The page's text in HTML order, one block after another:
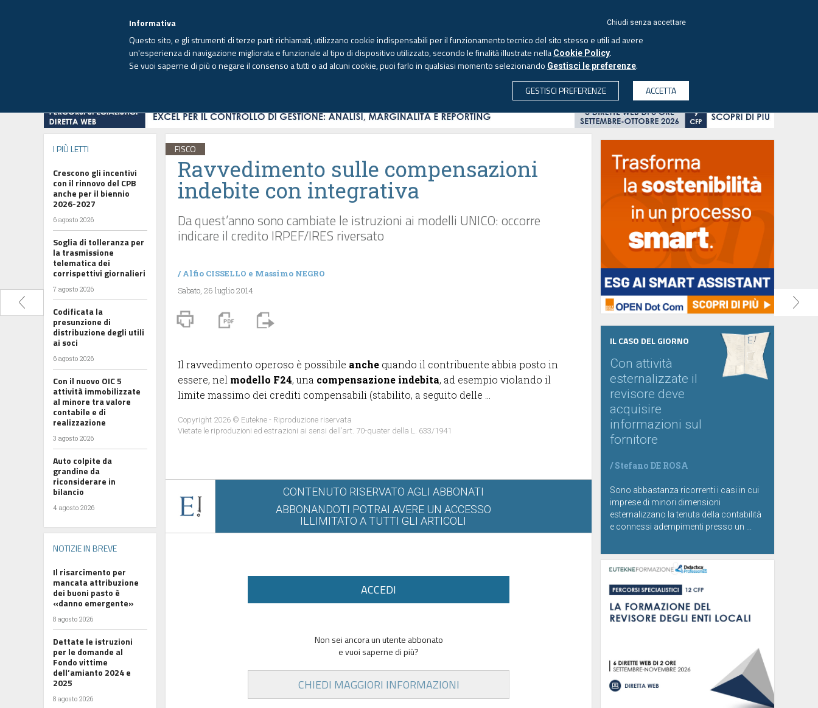
Domenica, 9 agosto 2026
ECONOMIA & SOCIETÀ PROFESSIONI
I PIÙ LETTI
Crescono gli incentivi
con il rinnovo del CPB
anche per il biennio
2026-2027
6 agosto 2026
Soglia di tolleranza per
la trasmissione
telematica dei
corrispettivi giornalieri
7 agosto 2026
Codificata la
presunzione di
distribuzione degli utili
ai soci
6 agosto 2026
Con il nuovo OIC 5
attività immobilizzate
al minore tra valore
contabile e di
realizzazione
3 agosto 2026
Auto colpite da
grandine da
riconsiderare in
bilancio
4 agosto 2026
NOTIZIE IN BREVE
Il risarcimento per
mancata attribuzione
dei buoni pasto è
«danno emergente»
8 agosto 2026
Dettate le istruzioni
per le domande al
Fondo vittime
dell’amianto 2024 e
2025
8 agosto 2026
FISCO
Ravvedimento sulle compensazioni
indebite con integrativa
Da quest’anno sono cambiate le istruzioni ai modelli UNICO: occorre
indicare il credito IRPEF/IRES riversato
/Alfio CISSELLO e Massimo NEGRO
Sabato, 26 luglio 2014
Il ravvedimento operoso è possibile anche quando il contribuente abbia posto in
essere, nel modello F24, una compensazione indebita, ad esempio violando il
limite massimo dei crediti compensabili (stabilito, a seguito delle ...
Copyright 2026 © Eutekne - Riproduzione riservata
Vietate le riproduzioni ed estrazioni ai sensi dell’art. 70-quater della L. 633/1941
CONTENUTO RISERVATO AGLI ABBONATI
ABBONANDOTI POTRAI AVERE UN ACCESSO
ILLIMITATO A TUTTI GLI ARTICOLI
ACCEDI
Non sei ancora un utente abbonato
e vuoi saperne di più?
CHIEDI MAGGIORI INFORMAZIONI
IL CASO DEL GIORNO
Con attività
esternalizzate il
revisore deve
acquisire
informazioni sul
fornitore
/Stefano DE ROSA
Sono abbastanza ricorrenti i casi in cui
imprese di minori dimensioni
esternalizzano la tenuta della contabilità
e connessi adempimenti presso un ...
Chiudi senza accettare
Informativa
Questo sito, e gli strumenti di terze parti richiamati, utilizzano cookie indispensabili per il funzionamento tecnico del sito stesso e utili ad avere
un'esperienza di navigazione migliorata e funzionale al tipo di dispositivo utilizzato, secondo le finalità illustrate nella Cookie Policy.
Se vuoi saperne di più o negare il consenso a tutti o ad alcuni cookie, puoi farlo in qualsiasi momento selezionando Gestisci le preferenze.
GESTISCI PREFERENZE
ACCETTA